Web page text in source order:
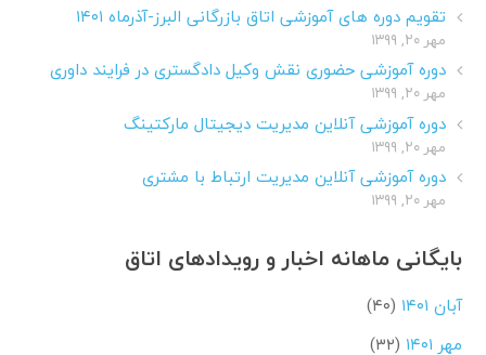
تقویم دوره های آموزشی اتاق بازرگانی البرز-آذرماه ۱۴۰۱
مهر ۲۰, ۱۳۹۹
دوره آموزشی حضوری نقش وکیل دادگستری در فرایند داوری
مهر ۲۰, ۱۳۹۹
دوره آموزشی آنلاین مدیریت دیجیتال مارکتینگ
مهر ۲۰, ۱۳۹۹
دوره آموزشی آنلاین مدیریت ارتباط با مشتری
مهر ۲۰, ۱۳۹۹
بایگانی ماهانه اخبار و رویدادهای اتاق
آبان ۱۴۰۱
(۴۰)
مهر ۱۴۰۱
(۳۲)